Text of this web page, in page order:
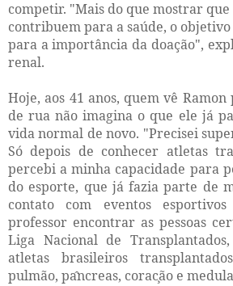
competir. "Mais do que mostrar
contribuem para a saúde, o
para a importância da doação",
renal.
Hoje, aos 41 anos, quem vê
de rua não imagina o que ele já
vida normal de novo. "Precisei
Só depois de conhecer atletas
percebi a minha capacidade para
do esporte, que já fazia parte de
contato com eventos
professor encontrar as pessoas
Liga Nacional de
atletas brasileiros
pulmão, pancreas, coracão e